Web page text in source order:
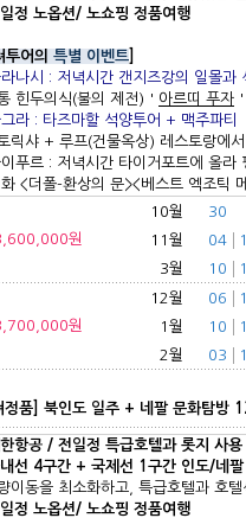
정 노옵션/ 노쇼핑 정품여행
투어의 특별 이벤트
나시 : 저녁시간 갠지즈강의 일몰과
힌두의식(불의 제전) ' 아르띠 푸자 '
라 : 타즈마할 석양투어 + 맥주파티
릭샤 + 루프(건물옥상) 레스토랑에
푸르 : 저녁시간 타이거포트에 올라
<더폴-환상의 문><베스트 엑조틱
원
10월
30
11월
04
3월
10
원
12월 06
1월
10
2월
03
정품] 북인도 일주 + 네팔 문화탐방
항공 / 전일정 특급호텔과 롯지 사용
선 4구간 + 국제선 1구간 인도/네팔
이동을 최소화하고, 특급호텔과 호텔
정 노옵션/ 노쇼핑 정품여행